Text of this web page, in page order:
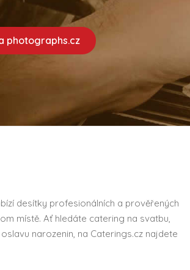
photographs.cz
desítky profesionálních a prověřených
místě. Ať hledáte catering na svatbu,
narozenin, na Caterings.cz najdete